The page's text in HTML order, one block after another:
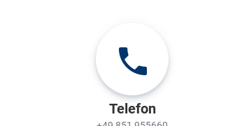
Telefon